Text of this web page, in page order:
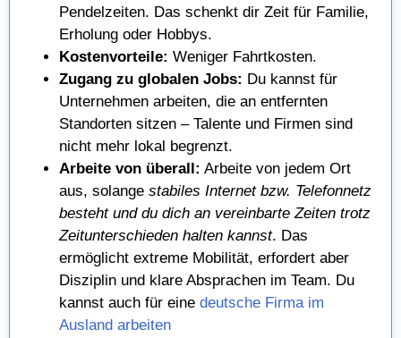
Pendelzeiten. Das schenkt dir Zeit für Familie,
Erholung oder Hobbys.
Kostenvorteile: Weniger Fahrtkosten.
Zugang zu globalen Jobs: Du kannst für
Unternehmen arbeiten, die an entfernten
Standorten sitzen – Talente und Firmen sind
nicht mehr lokal begrenzt.
Arbeite von überall: Arbeite von jedem Ort
aus, solange stabiles Internet bzw. Telefonnetz
besteht und du dich an vereinbarte Zeiten trotz
Zeitunterschieden halten kannst. Das
ermöglicht extreme Mobilität, erfordert aber
Disziplin und klare Absprachen im Team. Du
kannst auch für eine deutsche Firma im
Ausland arbeiten